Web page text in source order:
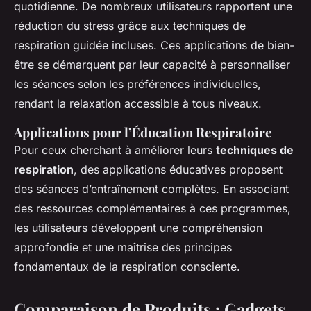
quotidienne. De nombreux utilisateurs rapportent une
réduction du stress grâce aux techniques de
respiration guidée incluses. Ces applications de bien-
être se démarquent par leur capacité à personnaliser
les séances selon les préférences individuelles,
rendant la relaxation accessible à tous niveaux.
Applications pour l’Éducation Respiratoire
Pour ceux cherchant à améliorer leurs techniques de
respiration, des applications éducatives proposent
des séances d’entraînement complètes. En associant
des ressources complémentaires à ces programmes,
les utilisateurs développent une compréhension
approfondie et une maîtrise des principes
fondamentaux de la respiration consciente.